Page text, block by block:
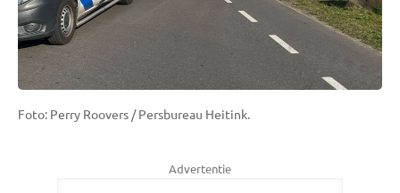
Foto: Perry Roovers / Persbureau Heitink.
Advertentie